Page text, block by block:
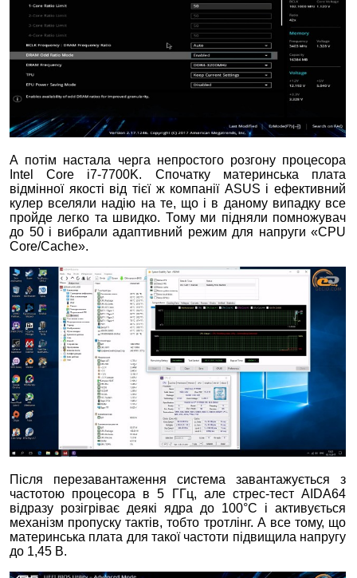
А потім настала черга непростого розгону процесора
Intel Core i7-7700K. Спочатку материнська плата
відмінної якості від тієї ж компанії ASUS і ефективний
кулер вселяли надію на те, що і в даному випадку все
пройде легко та швидко. Тому ми підняли помножувач
до 50 і вибрали адаптивний режим для напруги «CPU
Core/Cache».
Після перезавантаження система завантажується з
частотою процесора в 5 ГГц, але стрес-тест AIDA64
відразу розігріває деякі ядра до 100°С і активується
механізм пропуску тактів, тобто тротлінг. А все тому, що
материнська плата для такої частоти підвищила напругу
до 1,45 В.